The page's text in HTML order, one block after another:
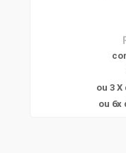
ou 3 X
ou 6x